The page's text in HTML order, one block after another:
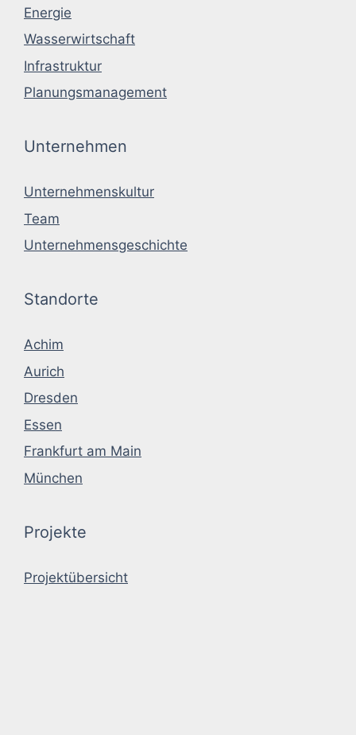
Energie
Wasserwirtschaft
Infrastruktur
Planungsmanagement
Unternehmen
Unternehmenskultur
Team
Unternehmensgeschichte
Standorte
Achim
Aurich
Dresden
Essen
Frankfurt am Main
München
Projekte
Projektübersicht